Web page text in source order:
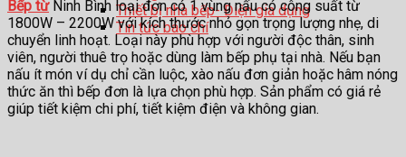
Thiết bị nhà bếp- Điện gia dụng
Tin tức báo chí
Bếp từNinh Bình loại đơn có 1 vùng nấu có công suất từ
1800W – 2200W với kích thước nhỏ gọn trọng lượng nhẹ, di
chuyển linh hoạt. Loại này phù hợp với người độc thân, sinh
viên, người thuê trọ hoặc dùng làm bếp phụ tại nhà. Nếu bạn
nấu ít món ví dụ chỉ cần luộc, xào nấu đơn giản hoặc hâm nóng
thức ăn thì bếp đơn là lựa chọn phù hợp. Sản phẩm có giá rẻ
giúp tiết kiệm chi phí, tiết kiệm điện và không gian.